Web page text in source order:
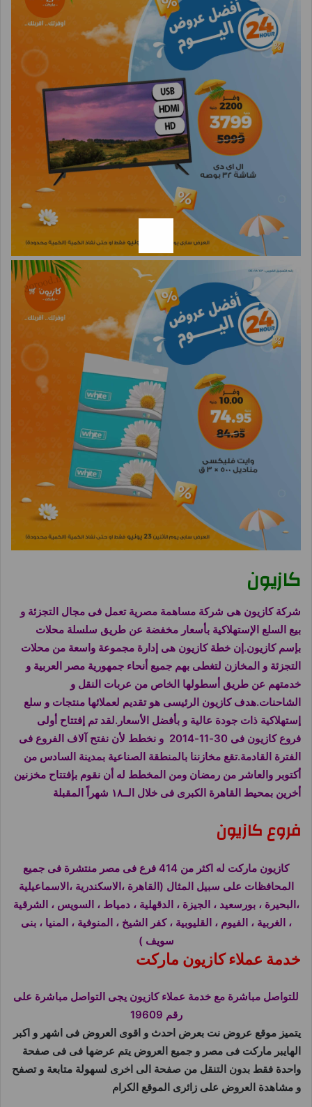
كازيون
شركة كازيون هى شركة مساهمة مصرية تعمل فى مجال التجزئة و
بيع السلع الإستهلاكية بأسعار مخفضة عن طريق سلسلة محلات
بإسمكازيون.إن خطةكازيون هى إدارة مجموعة واسعة من محلات
التجزئة و المخازن لتغطى بهم جميع أنحاء جمهورية مصر العربية و
خدمتهم عن طريق أسطولها الخاص من عربات النقل و
الشاحنات.هدف كازيون الرئيسى هو تقديم لعملائها منتجات و سلع
إستهلاكية ذات جودة عالية و بأفضل الأسعار.لقد تم إفتتاح أولى
فروعكازيون
فى 30-11-2014 و نخطط لأن نفتح آلاف الفروع فى
الفترة القادمة.تقع مخازننا بالمنطقة الصناعية بمدينة السادس من
أكتوبر والعاشر من رمضان ومن المخطط له أن نقوم بإفتتاح مخزنين
أخرين بمحيط القاهرة الكبرى فى خلال الــ١٨ شهراً المقبلة
فروع كازيون
كازيون ماركت له اكثر من 414 فرع فى مصر منتشرة فى جميع
المحافظات على سبيل المثال (القاهرة ،الاسكندرية ،الاسماعيلية
،البحيرة ، بورسعيد ، الجيزة ، الدقهلية ، دمياط ، السويس ، الشرقية
، الغربية ، الفيوم ، القليوبية ، كفر الشيخ ، المنوفية ، المنيا ، بنى
سويف )
خدمة عملاء كازيون ماركت
للتواصل مباشرة مع خدمة عملاء كازيون يجى التواصل مباشرة على
رقم 19609
يتميز موقع عروض نت بعرض احدث و اقوى العروض فى اشهر و اكبر
الهايبر ماركت فى مصر و جميع العروض يتم عرضها فى فى صفحة
واحدة فقط بدون التنقل من صفحة الى اخرى لسهولة متابعة و تصفح
و مشاهدة العروض على زائرى الموقع الكرام